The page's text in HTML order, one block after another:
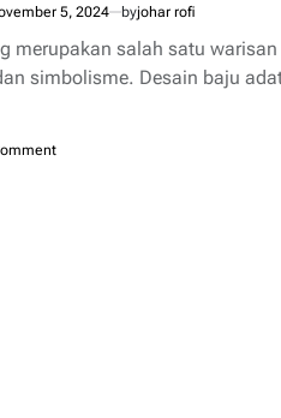
5, 2024 byjohar rofi
merupakan salah satu warisan
simbolisme. Desain baju
on